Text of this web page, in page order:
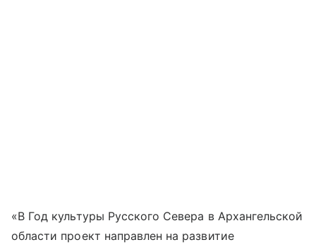
«В Год культуры Русского Севера в Архангельской
области проект направлен на развитие